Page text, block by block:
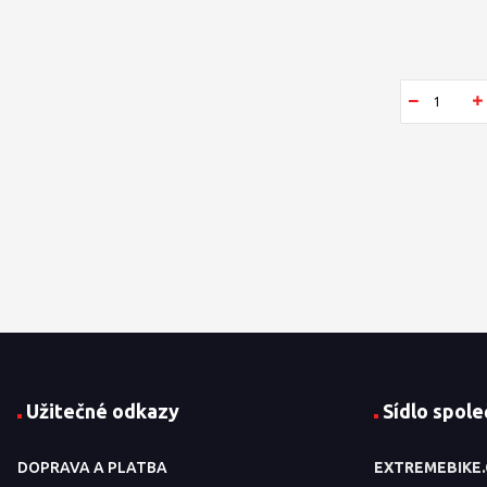
Užitečné odkazy
DOPRAVA A PLATBA
Sídlo